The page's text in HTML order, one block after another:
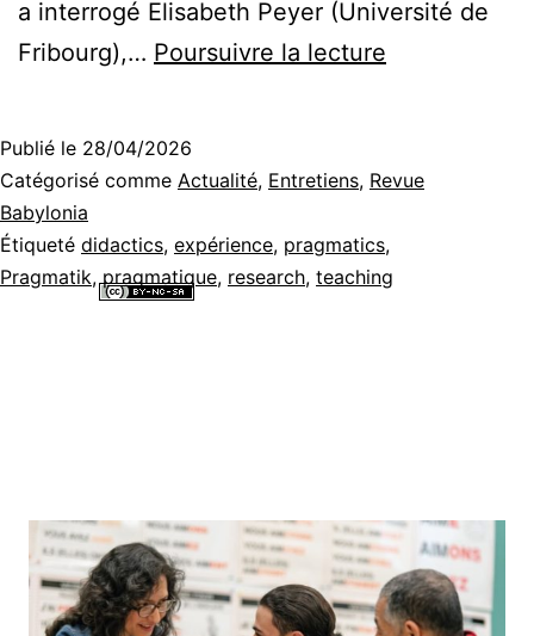
a interrogé Elisabeth Peyer (Université de
Fribourg),… Poursuivre la lecture
en
étrangères
et
1/26
[Interview,
FR
Publié le 28/04/2026
Catégorisé comme Actualité, Entretiens, Revue
Babylonia
Étiqueté didactics, expérience, pragmatics,
Pragmatik,pragmatique, research, teaching